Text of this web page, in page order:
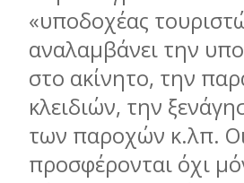
«υποδοχέας
αναλαμβάνει την
στο ακίνητο, την
κλειδιών, την
των παροχών κ.λπ.
προσφέρονται όχι